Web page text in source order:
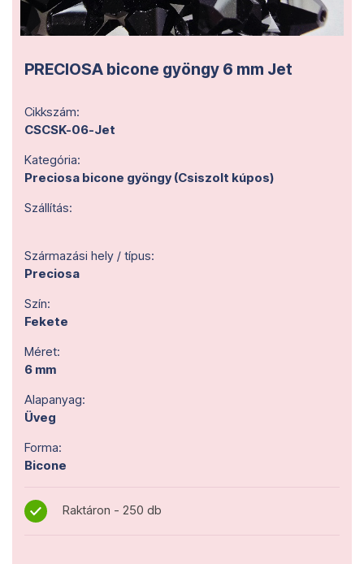
PRECIOSA bicone gyöngy 6 mm Jet
Cikkszám:
CSCSK-06-Jet
Kategória:
Preciosa bicone gyöngy (Csiszolt kúpos)
Szállítás:
Származási hely / típus:
Preciosa
Szín:
Fekete
Méret:
6 mm
Alapanyag:
Üveg
Forma:
Bicone
Raktáron - 250 db